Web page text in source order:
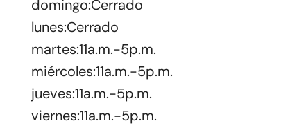
domingo:Cerrado
lunes:Cerrado
martes:11a.m.-5p.m.
miércoles:11a.m.-5p.m.
jueves:11a.m.-5p.m.
viernes:11a.m.-5p.m.